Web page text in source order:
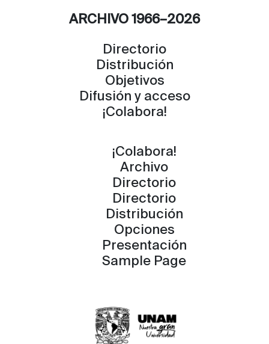
ARCHIVO 1966–2026
Directorio
Distribución
Objetivos
Difusión y acceso
¡Colabora!
¡Colabora!
Archivo
Directorio
Directorio
Distribución
Opciones
Presentación
Sample Page